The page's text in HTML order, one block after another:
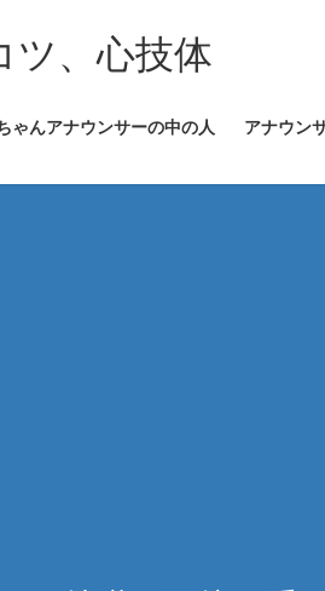
ツ、心技体
ゃんアナウンサーの中の人 アナウン